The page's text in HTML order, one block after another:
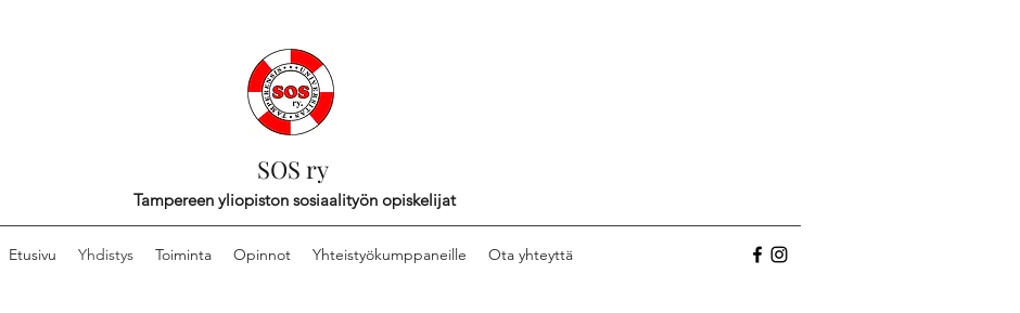
SOS ry
Tampereen yliopiston sosiaalityön opiskelijat
Etusivu Yhdistys Toiminta Opinnot Yhteistyökumppaneille Ota yhteyttä